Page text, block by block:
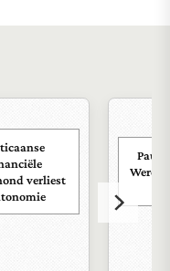
verliest
Paus